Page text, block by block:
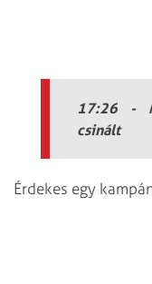
17:26 -
csinált
Érdekes egy